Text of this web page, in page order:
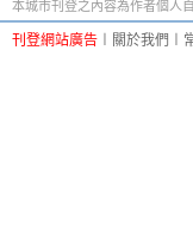
本城市刊登之內容為作者個人
刊登網站廣告 關於我們